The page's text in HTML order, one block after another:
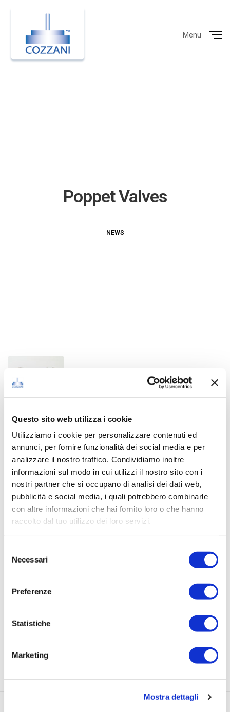
Questo sito web utilizza i cookie
Utilizziamo i cookie per personalizzare contenuti ed
annunci, per fornire funzionalità dei social media e per
analizzare il nostro traffico. Condividiamo inoltre
informazioni sul modo in cui utilizzi il nostro sito con i
nostri partner che si occupano di analisi dei dati web,
pubblicità e social media, i quali potrebbero combinarle
con altre informazioni che hai fornito loro o che hanno
raccolto dal tuo utilizzo dei loro servizi.
delNecessari
Preferenze
Statistiche
Marketing
Mostra dettagli
Menu
Poppet Valves
NEWS
Poppet Valve
September 29, 2021